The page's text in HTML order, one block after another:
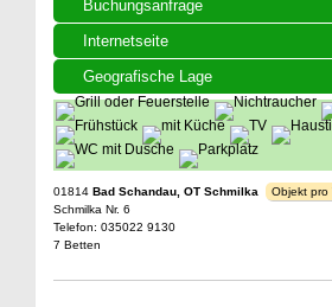
Buchungsanfrage
Internetseite
Geografische Lage
01814 Bad Schandau, OT Schmilka
Schmilka Nr. 6
Telefon: 035022 9130
7 Betten
Objekt pro